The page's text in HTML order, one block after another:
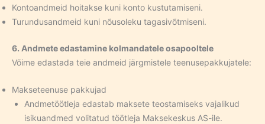
Kontoandmeid hoitakse kuni konto kustutamiseni.
Turundusandmeid kuni nõusoleku tagasivõtmiseni.
6. Andmete edastamine kolmandatele osapooltele
Võime edastada teie andmeid järgmistele teenusepakkujatele:
Makseteenuse pakkujad
Andmetöötleja edastab maksete teostamiseks vajalikud
isikuandmed volitatud töötleja Maksekeskus AS-ile.